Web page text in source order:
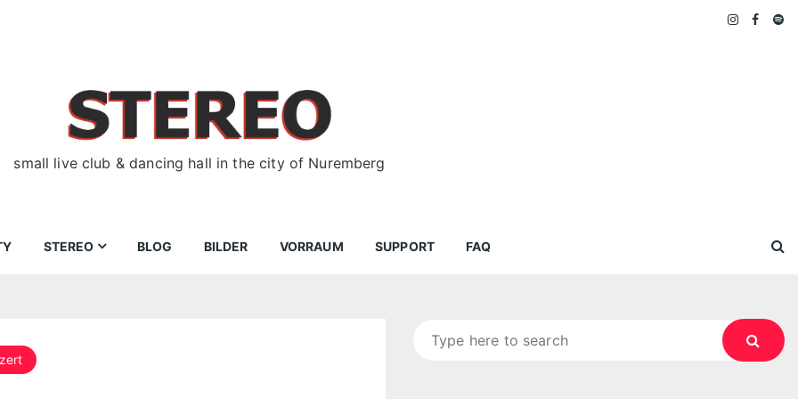
small live club & dancing hall in the city of Nuremberg
STEREO BLOG BILDER VORRAUM SUPPORT FAQ
for: